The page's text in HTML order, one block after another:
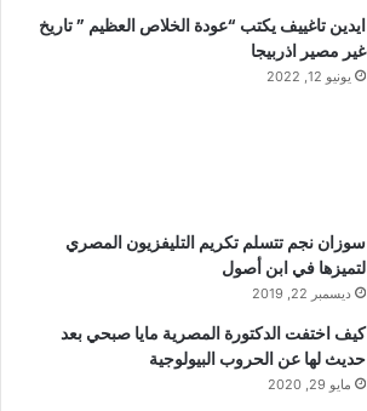
ايدين تاغييف يكتب “عودة الخلاص العظيم ” تاريخ
غير مصير اذربيجا
يونيو 12, 2022
سوزان نجم تتسلم تكريم التليفزيون المصري
لتميزها في ابن أصول
ديسمبر 22, 2019
كيف اختفت الدكتورة المصرية مايا صبحي بعد
حديث لها عن الحروب البيولوجية
مايو 29, 2020